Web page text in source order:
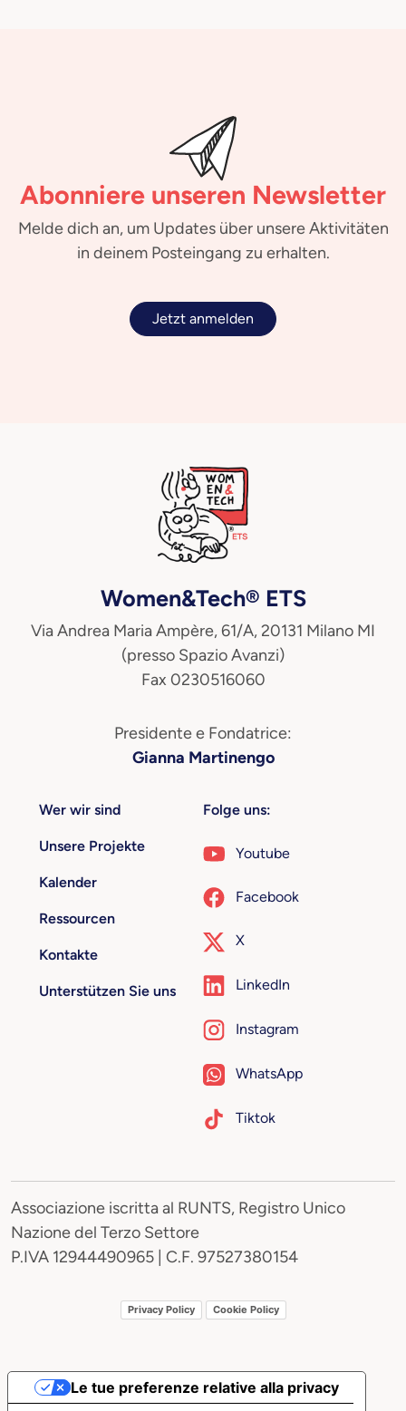
Abonniere unseren Newsletter
Melde dich an, um Updates über unsere Aktivitäten
in deinem Posteingang zu erhalten.
Jetzt anmelden
Women&Tech® ETS
Via Andrea Maria Ampère, 61/A, 20131 Milano MI
(presso Spazio Avanzi)
Fax 0230516060
Presidente e Fondatrice:
Gianna Martinengo
Wer wir sind
Unsere Projekte
Kalender
Ressourcen
Kontakte
Unterstützen Sie uns
Folge uns:
Youtube
Facebook
X
LinkedIn
Instagram
WhatsApp
Tiktok
Associazione iscritta al RUNTS, Registro Unico
Nazione del Terzo Settore
P.IVA 12944490965 | C.F. 97527380154
Privacy Policy Cookie Policy
Le tue preferenze relative alla privacy